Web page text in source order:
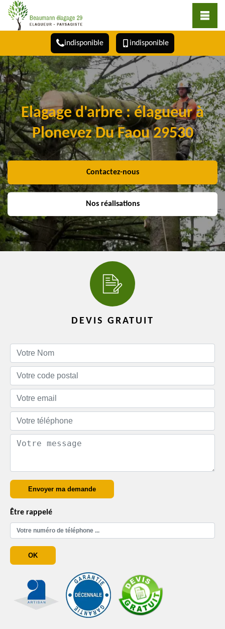
indisponible indisponible
Elagage d'arbre : élagueur à
Plonevez Du Faou 29530
Contactez-nous
Nos réalisations
DEVIS GRATUIT
Être rappelé